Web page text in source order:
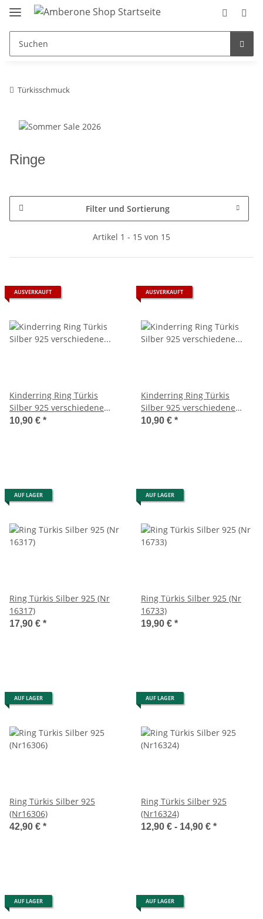
Türkisschmuck
Ringe
Filter und Sortierung
Artikel 1 - 15 von 15
AUSVERKAUFT
Kinderring Ring Türkis
Silber 925 verschiedene
Größen
10,90 € *
AUSVERKAUFT
Kinderring Ring Türkis
Silber 925 verschiedene
Größen
10,90 € *
AUF LAGER
Ring Türkis Silber 925 (Nr
16317)
17,90 € *
AUF LAGER
Ring Türkis Silber 925 (Nr
16733)
19,90 € *
AUF LAGER
Ring Türkis Silber 925
(Nr16306)
42,90 € *
AUF LAGER
Ring Türkis Silber 925
(Nr16324)
12,90 € - 14,90 € *
AUF LAGER AUF LAGER